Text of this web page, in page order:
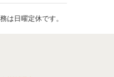
は日曜定休です。